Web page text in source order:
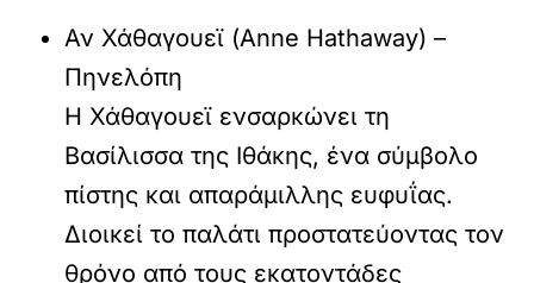
Αν Χάθαγουεϊ (Anne Hathaway) –
Πηνελόπη
Η Χάθαγουεϊ ενσαρκώνει τη
Βασίλισσα της Ιθάκης, ένα σύμβολο
πίστης και απαράμιλλης ευφυΐας.
Διοικεί το παλάτι προστατεύοντας τον
θρόνο από τους εκατοντάδες